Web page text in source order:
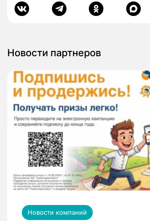
Новости партнеров
Новости компаний